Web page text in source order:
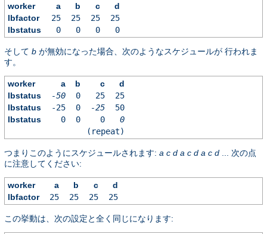
worker a b c
d
lbfactor
25 25 25
25
lbstatus
0 0 0 0
そして b が無効になった場合、次のようなスケジュールが 行われま
す。
worker a b c
d
lbstatus
-50 0 25
25
lbstatus
-25 0 -25
50
lbstatus
0 0 0
0
(repeat)
つまりこのようにスケジュールされます: a c d a c d a c d ... 次の点
に注意してください:
worker a b c
d
lbfactor
25 25 25 25
この挙動は、次の設定と全く同じになります: